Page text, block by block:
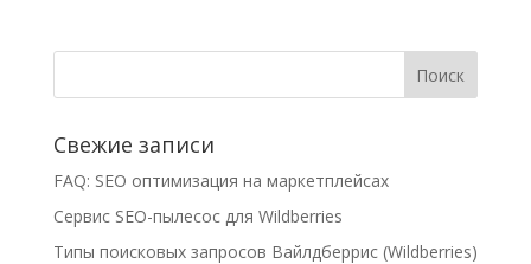
Свежие записи
FAQ: SEO оптимизация на маркетплейсах
Сервис SEO-пылесос для Wildberries
Типы поисковых запросов Вайлдберрис (Wildberries)